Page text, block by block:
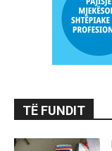
TË FUNDIT